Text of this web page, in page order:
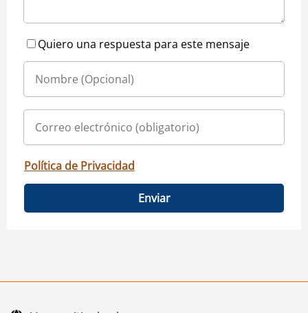
Quiero una respuesta para este mensaje
Política de Privacidad
Enviar